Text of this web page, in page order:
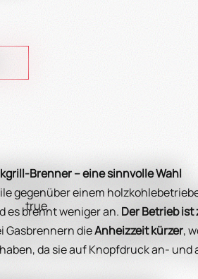
Brenner – eine sinnvolle Wahl
gegenüber einem
es brennt weniger an. Der Betrieb
Gasbrennern dieAnheizzeit kürzer,
da sie auf Knopfdruck an-
true